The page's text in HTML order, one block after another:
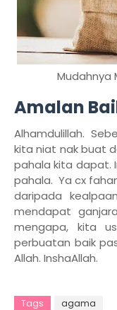
Mudahnya
Amalan
Alhamdulillah.
kita niat nak buat
pahala kita dapat.
pahala. Ya cx
daripada
mendapat
mengapa, kita
perbuatan baik
Allah. InshaAllah.
Tags agama